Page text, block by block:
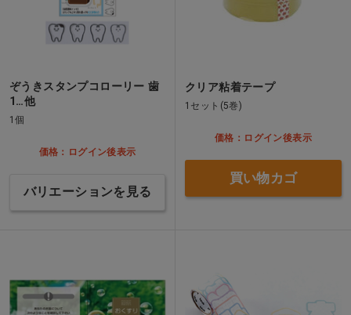
ぞうきスタンプコローリー 歯
1…他
1個
価格：ログイン後表示
バリエーションを見る
クリア粘着テープ
1セット(5巻)
価格：ログイン後表示
買い物カゴ